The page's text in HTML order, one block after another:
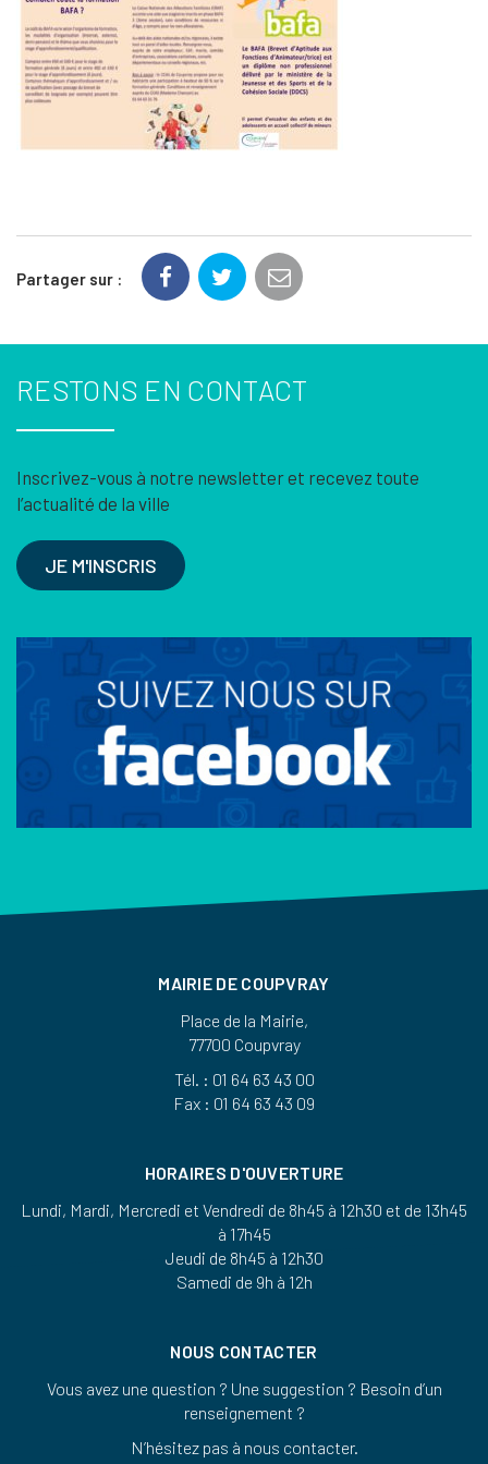
Partager sur :
RESTONS EN CONTACT
Inscrivez-vous à notre newsletter et recevez toute
l’actualité de la ville
JE M'INSCRIS
MAIRIE DE COUPVRAY
Place de la Mairie,
77700 Coupvray
Tél. : 01 64 63 43 00
Fax : 01 64 63 43 09
HORAIRES D'OUVERTURE
Lundi, Mardi, Mercredi et Vendredi de 8h45 à 12h30 et de 13h45
à 17h45
Jeudi de 8h45 à 12h30
Samedi de 9h à 12h
NOUS CONTACTER
Vous avez une question ? Une suggestion ? Besoin d’un
renseignement ?
N’hésitez pas à nous contacter.